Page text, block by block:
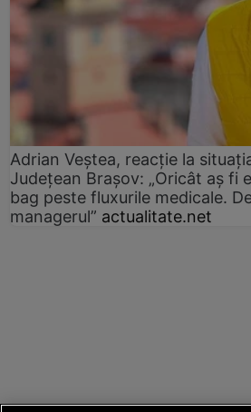
Adrian Veștea, reacție la
Județean Brașov: „Oricât aș fi
bag peste fluxurile medicale.
managerul” actualitate.net